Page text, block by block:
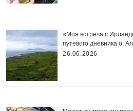
«Моя встреча с
путевого дневника о.
26.06.2026